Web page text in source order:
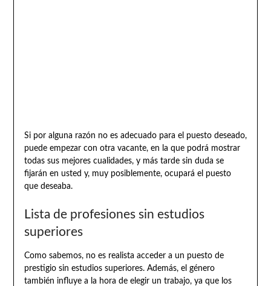
Si por alguna razón no es adecuado para el puesto deseado,
puede empezar con otra vacante, en la que podrá mostrar
todas sus mejores cualidades, y más tarde sin duda se
fijarán en usted y, muy posiblemente, ocupará el puesto
que deseaba.
Lista de profesiones sin estudios
superiores
Como sabemos, no es realista acceder a un puesto de
prestigio sin estudios superiores. Además, el género
también influye a la hora de elegir un trabajo, ya que los